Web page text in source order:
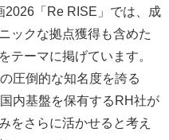
2026「Re RISE」では、成
ックな拠点獲得も含めた
テーマに掲げています。
圧倒的な知名度を誇る
内基盤を保有するRH社が
をさらに活かせると考え